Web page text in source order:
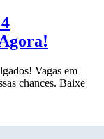
Vagas em
chances. Baixe